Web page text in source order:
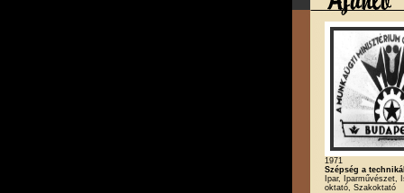
1971
Szépség a
Ipar, Iparművészet,
oktató, Szakoktató